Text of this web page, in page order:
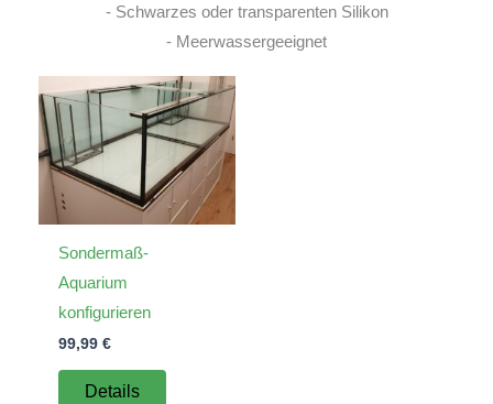
- Schwarzes oder transparenten Silikon
- Meerwassergeeignet
Sondermaß-
Aquarium
konfigurieren
99,99 €
Details